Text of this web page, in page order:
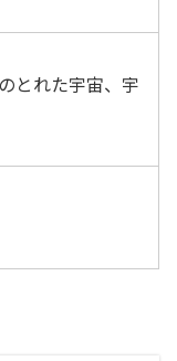
とれた宇宙、宇